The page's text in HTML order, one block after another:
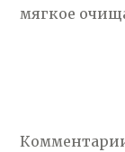
мягкое